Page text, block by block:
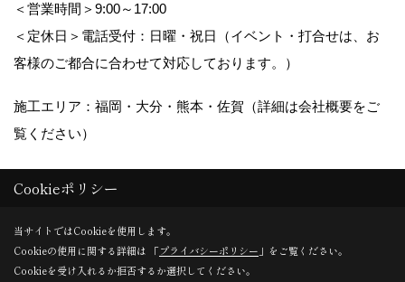
＜営業時間＞9:00～17:00
＜定休日＞電話受付：日曜・祝日（イベント・打合せは、お
客様のご都合に合わせて対応しております。）
施工エリア：福岡・大分・熊本・佐賀（詳細は会社概要をご
覧ください）
Copyright (c) 木造りの家フォーユー. All Rights Reserved.
Produced byゴデスクリエイト
Cookieポリシー
当サイトではCookieを使用します。
Cookieの使用に関する詳細は 「プライバシーポリシー 」をご覧ください。
Cookieを受け入れるか拒否するか選択してください。